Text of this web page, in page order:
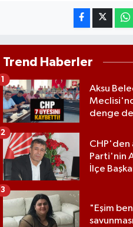
Trend Haberler
Aksu
denge
1
CHP'den
Parti'nin
İlçe
2
"Eşim
3